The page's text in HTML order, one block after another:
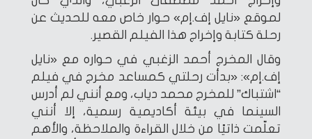
لموقع «نايل إف.إم» حوار خاص معه للحديث عن
رحلة كتابة وإخراج هذا الفيلم القصير.
وقال المخرج أحمد الزغبي في حواره مع «نايل
إف.إم»: «بدأت رحلتي كمساعد مخرج في فيلم
“اشتباك” للمخرج محمد دياب، ومع أنني لم أدرس
السينما في بيئة أكاديمية رسمية، إلا أنني
تعلّمت ذاتيًا من خلال القراءة والملاحظة، والأهم